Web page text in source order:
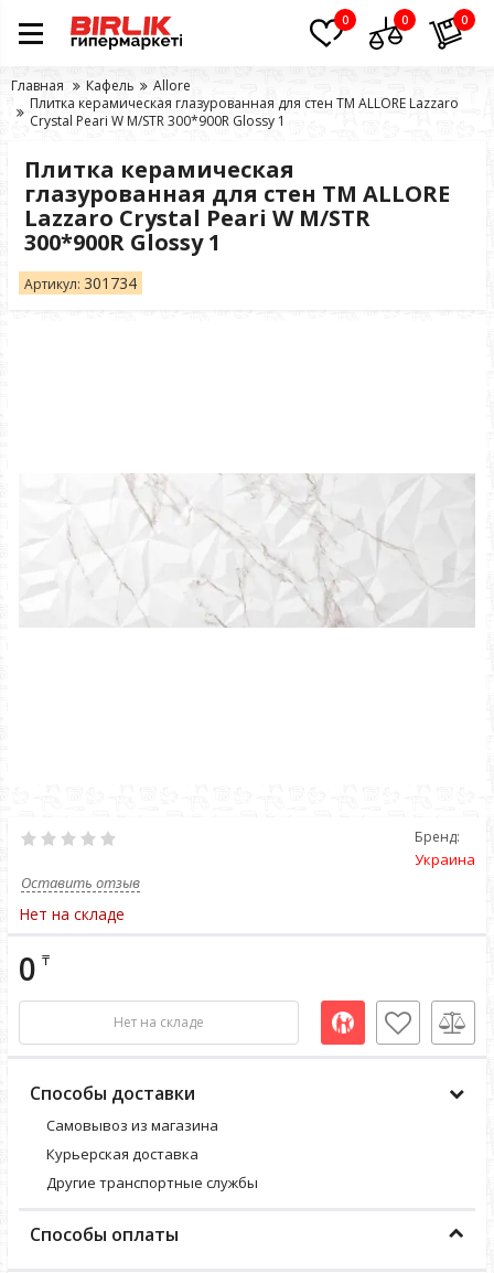
0 0 0
Главная Кафель
Allore
Плитка керамическая глазурованная для стен TM ALLORE Lazzaro
Crystal Peari W M/STR 300*900R Glossy 1
Плитка керамическая
глазурованная для стен TM ALLORE
Lazzaro Crystal Peari W M/STR
300*900R Glossy 1
Артикул: 301734
Бренд:
Украина
Оставить отзыв
Нет на складе
0 ₸
Нет на складе
Способы доставки
Самовывоз из магазина
Курьерская доставка
Другие транспортные службы
Способы оплаты